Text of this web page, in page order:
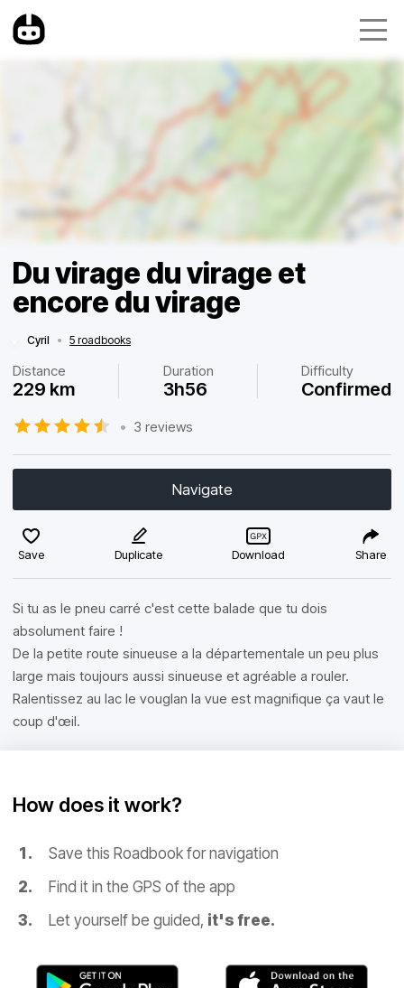
Du virage du virage et
encore du virage
Cyril • 5 roadbooks
Distance
229 km
Duration
3h56
Difficulty
Confirmed
• 3 reviews
Navigate
Save Duplicate Download Share
Si tu as le pneu carré c'est cette balade que tu dois
absolument faire !
De la petite route sinueuse a la départementale un peu plus
large mais toujours aussi sinueuse et agréable a rouler.
Ralentissez au lac le vouglan la vue est magnifique ça vaut le
coup d'œil.
How does it work?
Save this Roadbook for navigation
Find it in the GPS of the app
Let yourself be guided, it's free.